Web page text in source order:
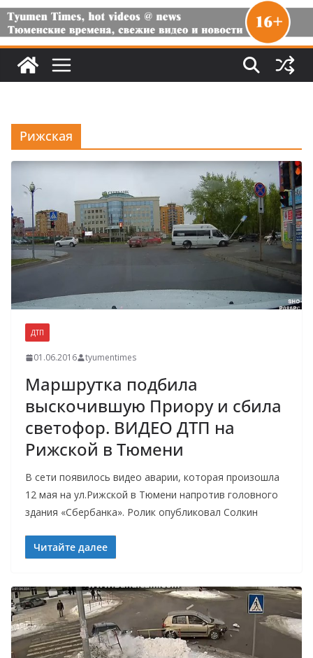
Рижская
ДТП
01.06.2016 tyumentimes
Маршрутка подбила
выскочившую Приору и сбила
светофор. ВИДЕО ДТП на
Рижской в Тюмени
В сети появилось видео аварии, которая произошла
12 мая на ул.Рижской в Тюмени напротив головного
здания «Сбербанка». Ролик опубликовал Солкин
Читайте далее